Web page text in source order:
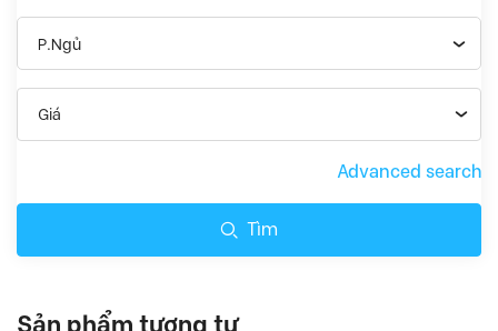
P.Ngủ
Giá
Advanced search
Tìm
Sản phẩm tương tự